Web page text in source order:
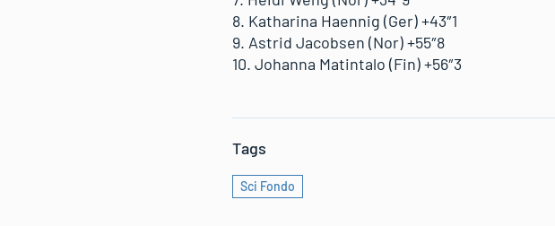
8. Katharina Haennig (Ger) +43″1
9. Astrid Jacobsen (Nor) +55″8
10. Johanna Matintalo (Fin) +56″3
Tags
Sci Fondo